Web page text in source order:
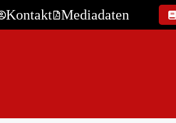
Kontakt Mediadaten